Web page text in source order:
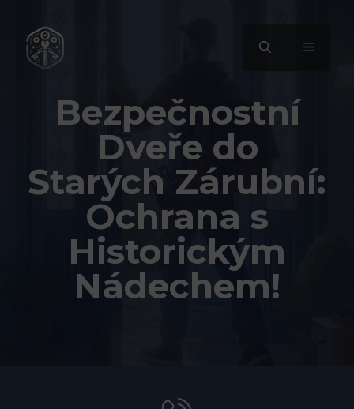
obsah
MENU
Bezpečnostní
Dveře do
Starých Zárubní:
Ochrana s
Historickým
Nádechem!